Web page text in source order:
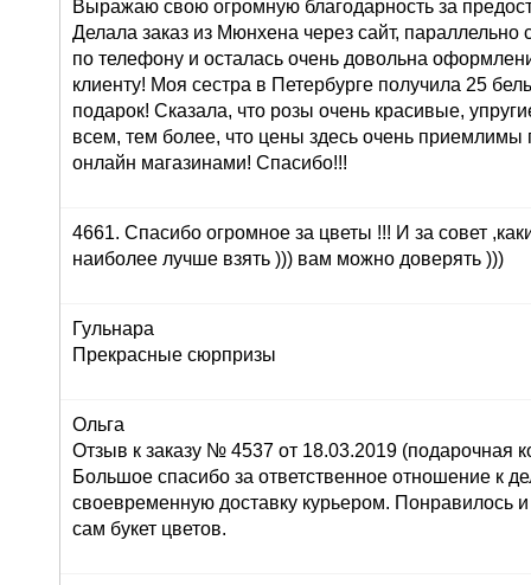
Выражаю свою огромную благодарность за
Делала заказ из Мюнхена через сайт, параллельно
по телефону и осталась очень довольна
клиенту! Моя сестра в Петербурге получила 25
подарок! Сказала, что розы очень красивые,
всем, тем более, что цены здесь очень приемлимы
онлайн магазинами! Спасибо!!!
4661. Спасибо огромное за цветы !!! И за совет
наиболее лучше взять ))) вам можно доверять )))
Гульнара
Прекрасные сюрпризы
Ольга
Отзыв к заказу № 4537 от 18.03.2019 (подарочная
Большое спасибо за ответственное отношение к
своевременную доставку курьером. Понравилось
сам букет цветов.